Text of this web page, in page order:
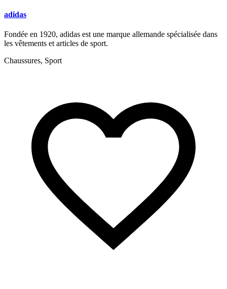
adidas
Fondée en 1920, adidas est une marque allemande spécialisée dans
les vêtements et articles de sport.
Chaussures, Sport